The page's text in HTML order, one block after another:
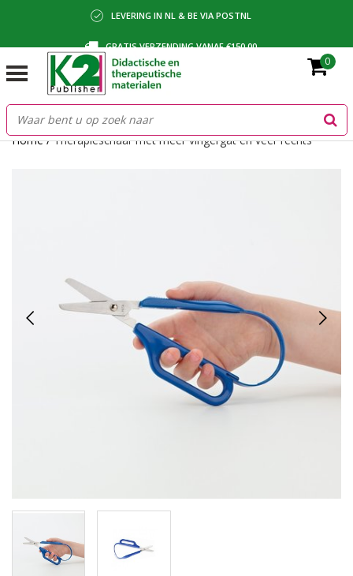
LEVERING IN NL & BE VIA POSTNL
GRATIS VERZENDING VANAF €150,00
BETALING VIA IDEAL, BANCONTACT OF FACTUUR
0
Home/Therapieschaar met meer vingergat en veer rechts